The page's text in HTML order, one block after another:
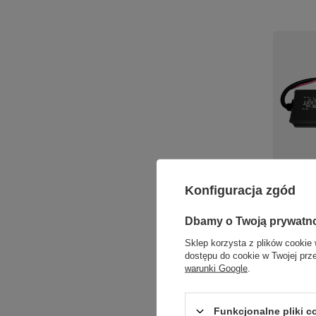
Eko-Light
74,00 zł
+ Dodaj
Ilość
Konfiguracja zgód
Dbamy o Twoją
Sklep korzysta z plików cookie
dostępu do cookie w Twojej
warunki Google
Funkcjonalne pliki